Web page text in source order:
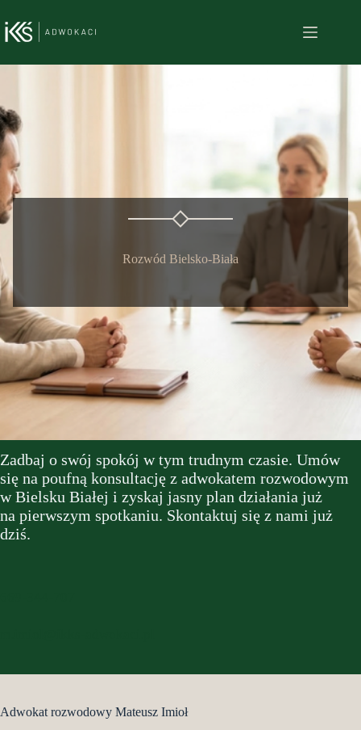
do
treści
Rozwód Bielsko-Biała
Zadbaj o swój spokój w tym trudnym czasie. Umów
się na poufną konsultację z adwokatem rozwodowym
w Bielsku Białej i zyskaj jasny plan działania już
na pierwszym spotkaniu. Skontaktuj się z nami już
dziś.
Adwokat rozwodowy Mateusz Imioł